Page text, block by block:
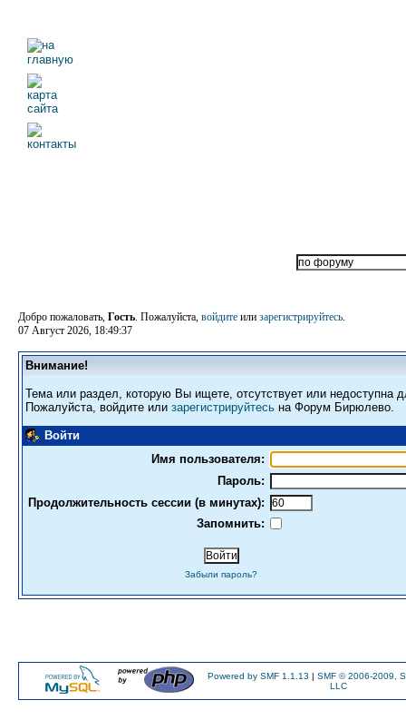
Добро пожаловать, Гость. Пожалуйста, войдите или зарегистрируйтесь.
07 Август 2026, 18:49:37
Внимание!
Тема или раздел, которую Вы ищете, отсутствует или недоступна
Пожалуйста, войдите или зарегистрируйтесь на Форум Бирюлево.
Войти
Имя пользователя:
Пароль:
Продолжительность сессии (в минутах):
Запомнить:
Забыли пароль?
Powered by SMF 1.1.13 | SMF © 2006-2009,
LLC